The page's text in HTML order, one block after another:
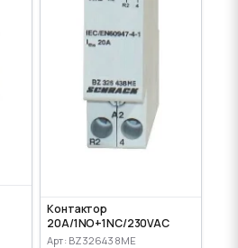
Контактор
20A/1NO+1NC/230VAC
Арт: BZ326438ME